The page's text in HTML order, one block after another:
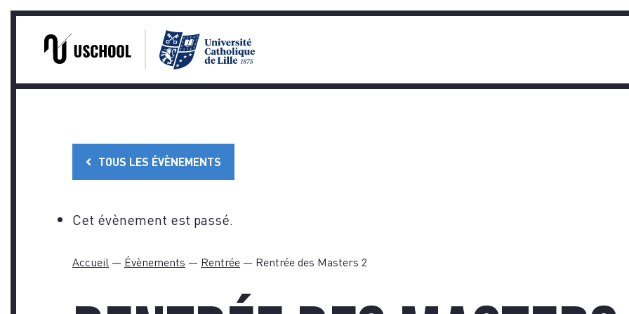
TOUS LES ÉVÈNEMENTS
Cet évènement est passé.
Accueil — Évènements — Rentrée — Rentrée des Masters 2